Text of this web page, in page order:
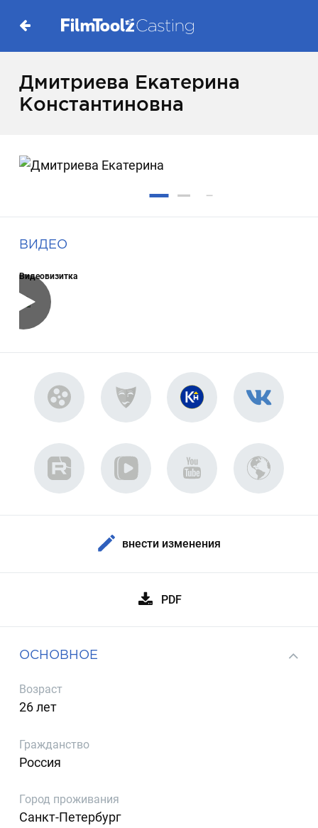
Дмитриева Екатерина
Константиновна
ВИДЕО
Видеовизитка
внести изменения
PDF
ОСНОВНОЕ
Возраст
26 лет
Гражданство
Россия
Город проживания
Санкт-Петербург